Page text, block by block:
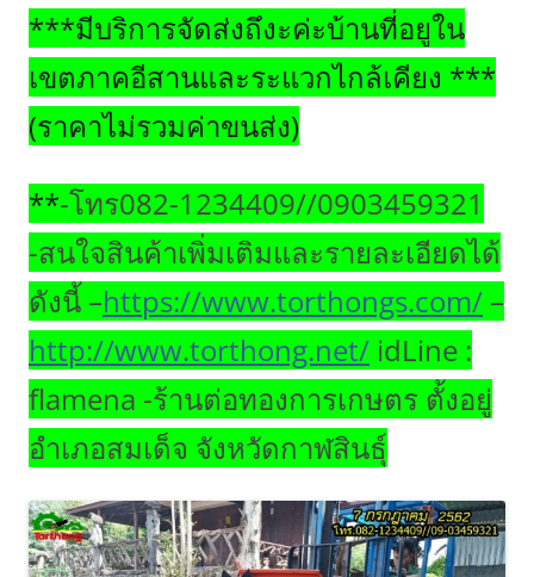
***มีบริการจัดส่งถึงะค่ะบ้านที่อยูใน
เขตภาคอีสานและระแวกไกล้เคียง ***
(ราคาไม่รวมค่าขนส่ง)
**-โทร082-1234409//0903459321
-สนใจสินค้าเพิ่มเติมและรายละเอียดได้
ดังนี้ –https://www.torthongs.com/ –
http://www.torthong.net/ idLine :
flamena -ร้านต่อทองการเกษตร ตั้งอยู่
อำเภอสมเด็จ จังหวัดกาฬสินธุ์